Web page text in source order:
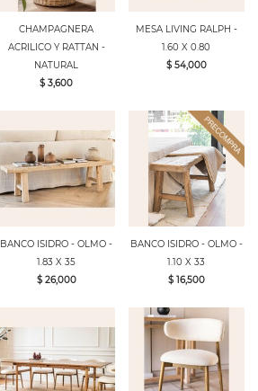
CHAMPAGNERA
ACRILICO Y RATTAN -
NATURAL
$ 3,600
MESA LIVING RALPH -
1.60 X 0.80
$ 54,000
BANCO ISIDRO - OLMO -
1.83 X 35
$ 26,000
BANCO ISIDRO - OLMO -
1.10 X 33
$ 16,500